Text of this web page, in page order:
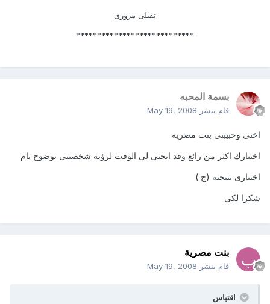
تقبلى مرورى
****************************
بسمة المحبه
قام بنشر May 19, 2008
اختى وحبيبتى بنت مصريه
اختبارك اكثر من رائع وقد اتحتى لى الوقت لرؤية شخصيتى بوضوح تام
اختبارى نتيجته (ج )
شكرا لكى
بنت مصرية
قام بنشر May 19, 2008
اقتباس